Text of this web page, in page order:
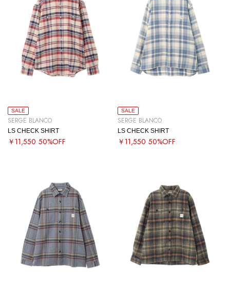
SALE
SERGE BLANCO
LS CHECK SHIRT
￥11,550 50%OFF
SALE
SERGE BLANCO
LS CHECK SHIRT
￥11,550 50%OFF